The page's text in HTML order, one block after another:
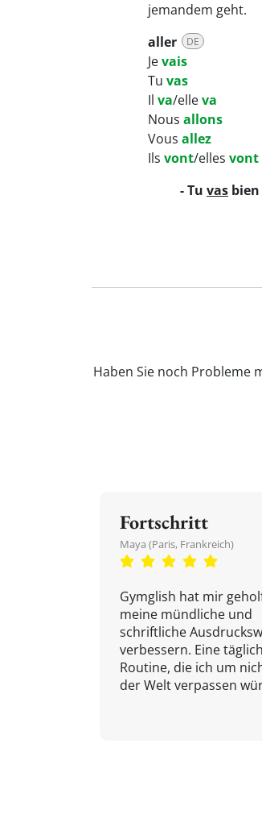
jemandem geht.
aller
DE
Jevais
Tu vas
Il va/elleva
Nous allons
Vous allez
Ils vont/elles vont
- Tu vas bien
Haben Sie noch Probleme
Fortschritt
Maya (Paris, Frankreich)
Gymglish hat mir
meine mündliche und
schriftliche
verbessern. Eine
Routine, die ich um
der Welt verpassen